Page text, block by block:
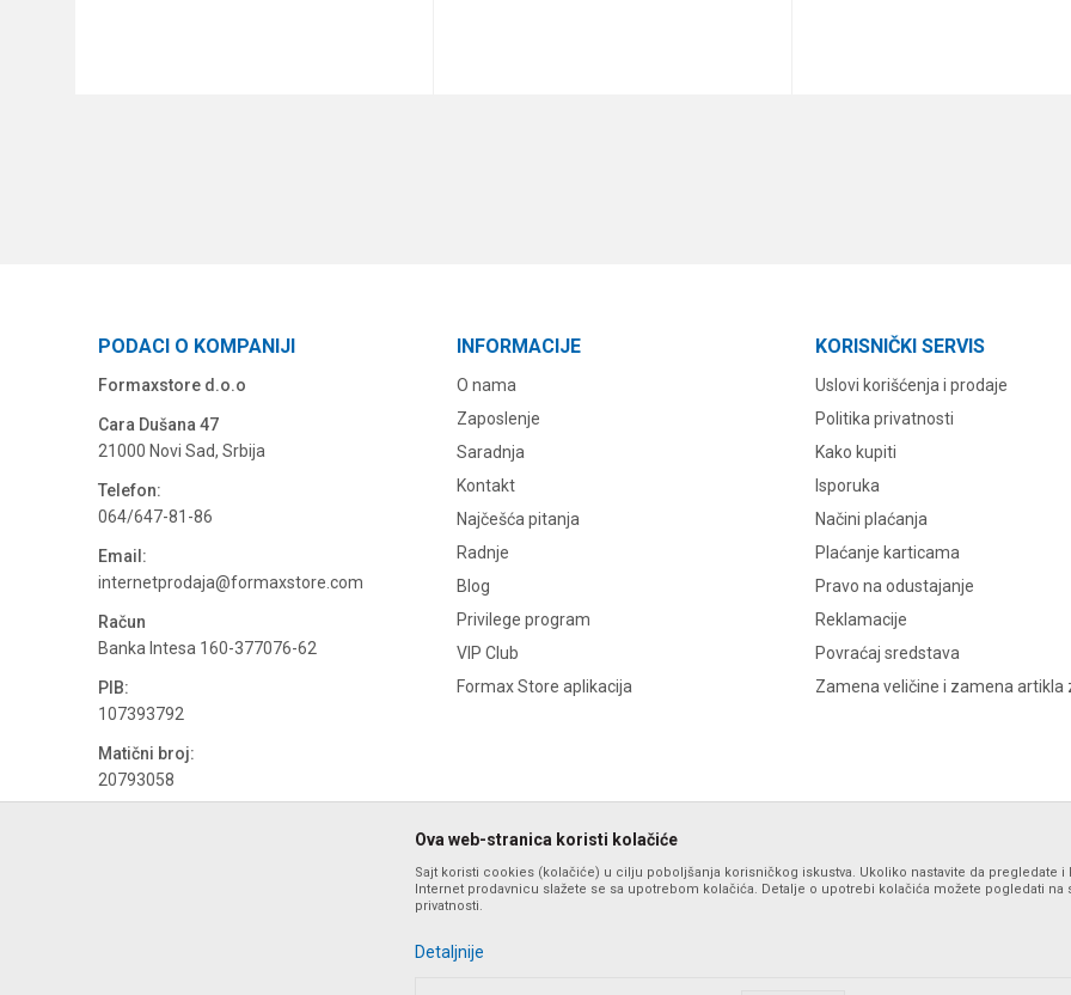
PODACI O KOMPANIJI
Formaxstore d.o.o
Cara Dušana 47
21000 Novi Sad, Srbija
Telefon:
064/647-81-86
Email:
internetprodaja@formaxstore.com
Račun
Banka Intesa 160-377076-62
PIB:
107393792
Matični broj:
20793058
INFORMACIJE
O nama
Zaposlenje
Saradnja
Kontakt
Najčešća pitanja
Radnje
Blog
Privilege program
VIP Club
Formax Store aplikacija
KORISNIČKI SERVIS
Uslovi korišćenja i prodaje
Politika privatnosti
Kako kupiti
Isporuka
Načini plaćanja
Plaćanje karticama
Pravo na odustajanje
Reklamacije
Povraćaj sredstava
Zamena veličine i zamena artikla
Ova web-stranica koristi kolačiće
Sajt koristi cookies (kolačiće) u cilju poboljšanja korisničkog iskustva. Ukoliko nastavite da pregledate i
Internet prodavnicu slažete se sa upotrebom kolačića. Detalje o upotrebi kolačića možete pogledati na
privatnosti.
Detaljnije